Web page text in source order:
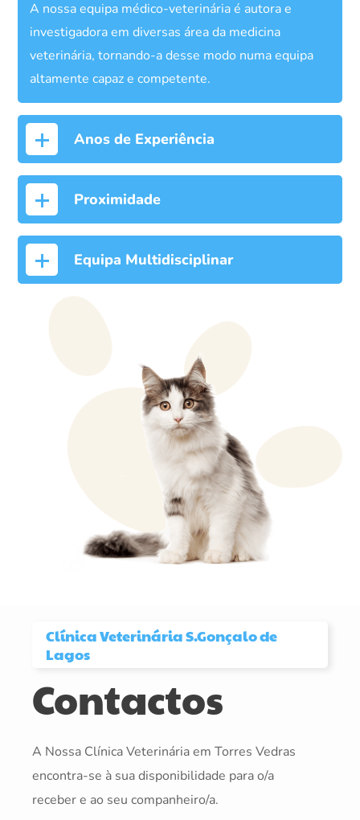
A nossa equipa médico-veterinária é autora e
investigadora em diversas área da medicina
veterinária, tornando-a desse modo numa equipa
altamente capaz e competente.
Anos de Experiência
Proximidade
Equipa Multidisciplinar
Clínica Veterinária S.Gonçalo de
Lagos
Contactos
A Nossa Clínica Veterinária em Torres Vedras
encontra-se à sua disponibilidade para o/a
receber e ao seu companheiro/a.